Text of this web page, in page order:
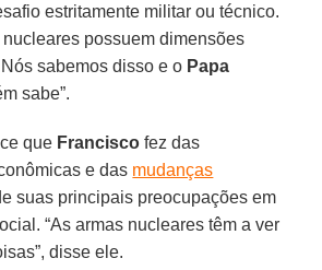
estritamente militar ou técnico.
nucleares possuem dimensões
sabemos disso e o Papa
sabe”.
que Francisco fez das
e das mudanças
suas principais preocupações em
“As armas nucleares têm a ver
disse ele.